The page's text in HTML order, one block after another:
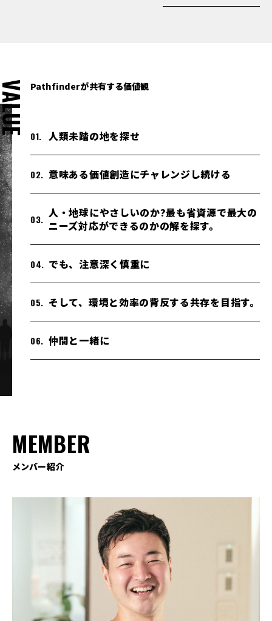
Pathfinderが共有する価値観
人類未踏の地を探せ
意味ある価値創造にチャレンジし続ける
人・地球にやさしいのか?最も省資源で最大の
ニーズ対応ができるのかの解を探す。
でも、注意深く慎重に
そして、環境と効率の背反する共存を目指す。
仲間と一緒に
MEMBER
メンバー紹介